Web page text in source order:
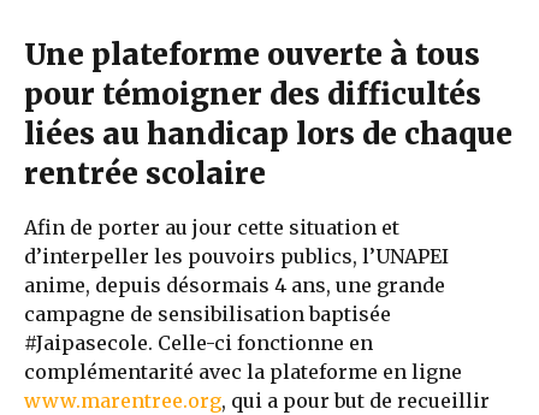
Une plateforme ouverte à tous
pour témoigner des difficultés
liées au handicap lors de chaque
rentrée scolaire
Afin de porter au jour cette situation et
d’interpeller les pouvoirs publics, l’UNAPEI
anime, depuis désormais 4 ans, une grande
campagne de sensibilisation baptisée
#Jaipasecole. Celle-ci fonctionne en
complémentarité avec la plateforme en ligne
www.marentree.org, qui a pour but de recueillir